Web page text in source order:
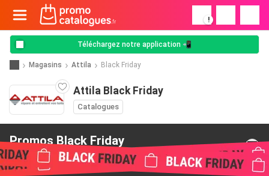
!
Téléchargez notre application 📲
Magasins Attila Black Friday
Attila Black Friday
Catalogues
Promos Black Friday
de Attila